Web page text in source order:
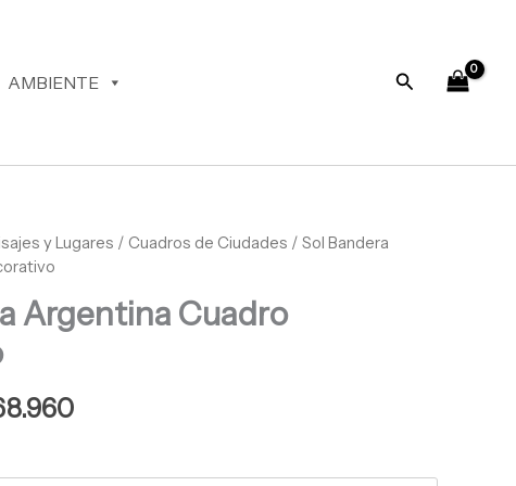
AMBIENTE Buscar
y Lugares / Cuadros de Ciudades / Sol Bandera
Argentina Cuadro
Rango
precios:
$ 64.960